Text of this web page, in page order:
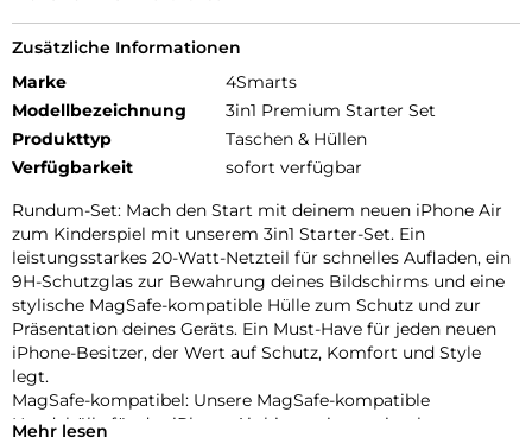
Zusätzliche Informationen
Marke
4Smarts
Modellbezeichnung
3in1 Premium Starter Set
Produkttyp
Taschen & Hüllen
Verfügbarkeit
sofort verfügbar
Rundum-Set: Mach den Start mit deinem neuen iPhone Air
zum Kinderspiel mit unserem 3in1 Starter-Set. Ein
leistungsstarkes 20-Watt-Netzteil für schnelles Aufladen, ein
9H-Schutzglas zur Bewahrung deines Bildschirms und eine
stylische MagSafe-kompatible Hülle zum Schutz und zur
Präsentation deines Geräts. Ein Must-Have für jeden neuen
iPhone-Besitzer, der Wert auf Schutz, Komfort und Style
legt.
MagSafe-kompatibel: Unsere MagSafe-kompatible
Handyhülle für das iPhone Air bietet eine optimale
Mehr lesen